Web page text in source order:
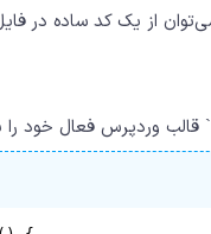
` قالب وردپرس فعال خود را